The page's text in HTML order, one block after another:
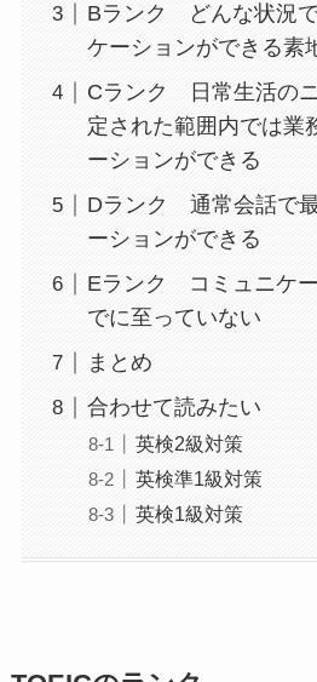
Bランク どんな状況
ケーションができる素
Cランク 日常生活の
定された範囲内では業
ーションができる
Dランク 通常会話で
ーションができる
Eランク コミュニケ
でに至っていない
まとめ
合わせて読みたい
英検2級対策
英検準1級対策
英検1級対策